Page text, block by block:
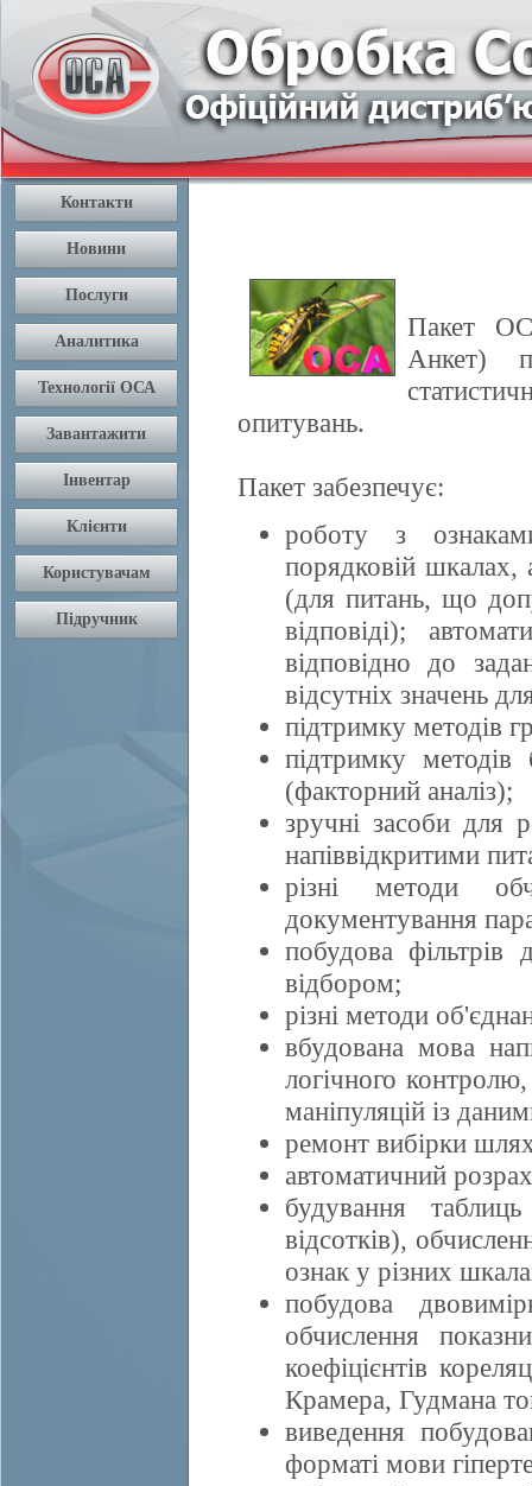
Пакет
Анкет)
опитувань.
Пакет забезпечує:
роботу з
порядковій шкалах,
(для питань, що
відповіді);
відповідно до
відсутніх значень
підтримку методів
підтримку методів
(факторний аналіз);
зручні засоби для
напіввідкритими
різні методи
документування
побудова
відбором;
різні методи
вбудована мова
логічного
маніпуляцій із
ремонт вибірки
автоматичний
будування
відсотків),
ознак у різних
побудова
обчислення
коефіцієнтів
Крамера, Гудмана
виведення
форматі мови